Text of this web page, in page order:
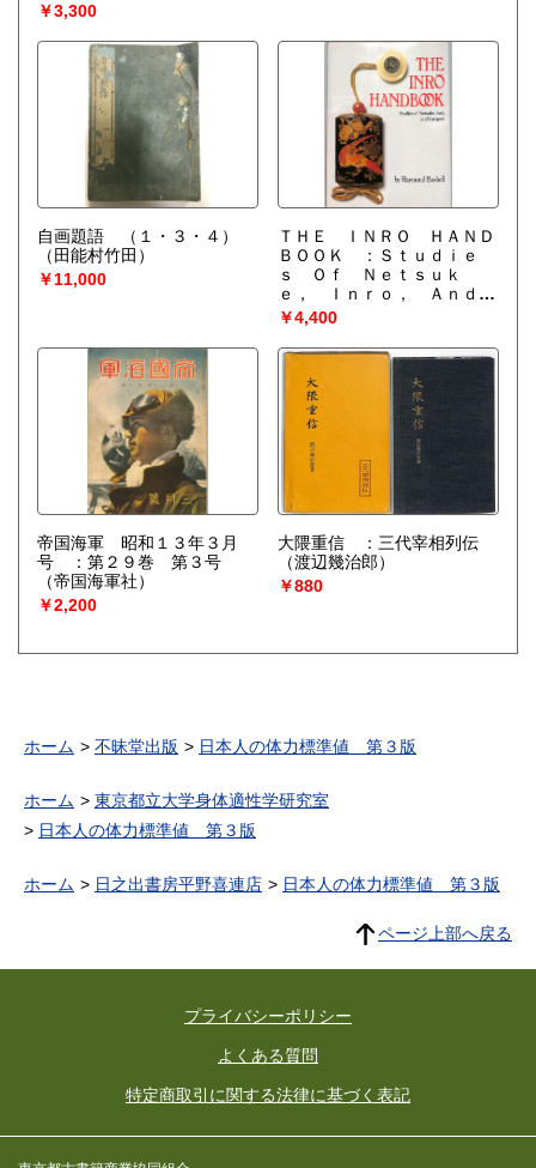
￥3,300
自画題語 （１・３・４）
（田能村竹田）
￥11,000
ＴＨＥ ＩＮＲＯ ＨＡＮＤ
ＢＯＯＫ ：Ｓｔｕｄｉｅ
ｓ Ｏｆ Ｎｅｔｓｕｋ
ｅ， Ｉｎｒｏ， Ａｎｄ
Ｌａｑｕｅｒ
Bushell）
￥4,400
帝国海軍 昭和１３年３月
号 ：第２９巻 第３号
（帝国海軍社）
￥2,200
大隈重信 ：三代宰相列伝
（渡辺幾治郎）
￥880
ホーム 不昧堂出版 日本人の体力標準値 第３版
ホーム
東京都立大学身体適性学研究室
日本人の体力標準値 第３版
ホーム 日之出書房平野喜連店 日本人の体力標準値 第３版
ページ上部へ戻る
プライバシーポリシー
よくある質問
特定商取引に関する法律に基づく表記